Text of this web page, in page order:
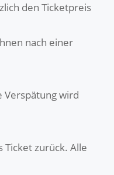
den Ticketpreis
nach einer
Verspätung wird
Ticket zurück. Alle